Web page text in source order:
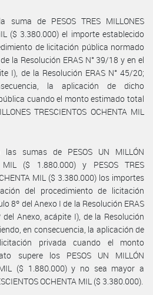
suma de PESOS TRES MILLONES
($ 3.380.000) el importe establecido
de licitación pública normado
la Resolución ERAS N° 39/18 y en el
I), de la Resolución ERAS N° 45/20;
la aplicación de dicho
cuando el monto estimado total
TRESCIENTOS OCHENTA MIL
las sumas de PESOS UN MILLÓN
MIL ($ 1.880.000) y PESOS TRES
MIL ($ 3.380.000) los importes
del procedimiento de licitación
8º del Anexo I de la Resolución ERAS
Anexo, acápite I), de la Resolución
en consecuencia, la aplicación de
privada cuando el monto
supere los PESOS UN MILLÓN
MIL ($ 1.880.000) y no sea mayor a
OCHENTA MIL ($ 3.380.000).